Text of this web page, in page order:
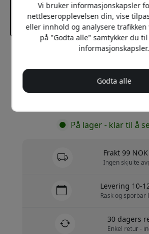
Anbefalt pris
449
På lager - klar til å
Frakt 99
Ingen skjulte
Levering 10-
Rask og sporbar
30 dagers
Enkel retur -
Vi bruker informasjonskapsler
nettleseropplevelsen din, vise
eller innhold og analysere trafikken
på "Godta alle" samtykker du
informasjonskapsler.
Godta alle